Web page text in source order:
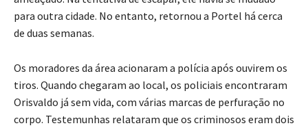
para outra cidade. No entanto, retornou a Portel há cerca
de duas semanas.
Os moradores da área acionaram a polícia após ouvirem os
tiros. Quando chegaram ao local, os policiais encontraram
Orisvaldo já sem vida, com várias marcas de perfuração no
corpo. Testemunhas relataram que os criminosos eram dois